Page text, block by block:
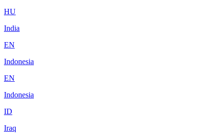
HU
India
EN
Indonesia
EN
Indonesia
ID
Iraq